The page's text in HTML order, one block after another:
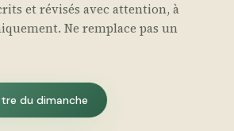
et révisés avec attention, à
Ne remplace pas un
du dimanche